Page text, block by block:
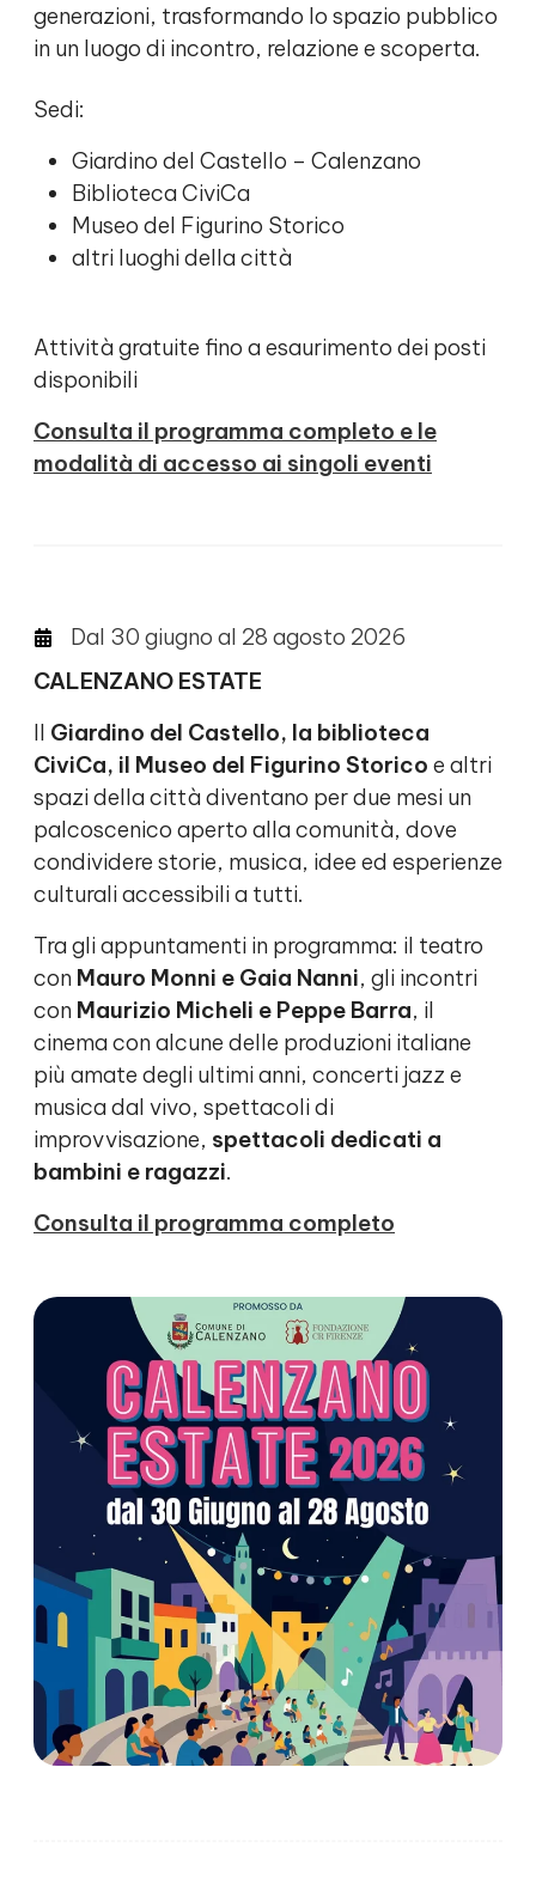
generazioni, trasformando lo spazio pubblico
in un luogo di incontro, relazione e scoperta.
Sedi:
Giardino del Castello – Calenzano
Biblioteca CiviCa
Museo del Figurino Storico
altri luoghi della città
Attività gratuite fino a esaurimento dei posti
disponibili
Consulta il programma completo e le
modalità di accesso ai singoli eventi
Dal 30 giugno al 28 agosto 2026
CALENZANO ESTATE
Il Giardino del Castello, la biblioteca
CiviCa, il Museo del Figurino Storico e altri
spazi della città diventano per due mesi un
palcoscenico aperto alla comunità, dove
condividere storie, musica, idee ed esperienze
culturali accessibili a tutti.
Tra gli appuntamenti in programma: il teatro
con Mauro Monni e Gaia Nanni, gli incontri
con Maurizio Micheli e Peppe Barra, il
cinema con alcune delle produzioni italiane
più amate degli ultimi anni, concerti jazz e
musica dal vivo, spettacoli di
improvvisazione, spettacoli dedicati a
bambini e ragazzi.
Consulta il programma completo